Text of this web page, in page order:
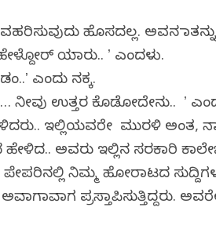
ಹೊಸದಲ್ಲ. ಅವನ
ಯಾರು.. ʼ ಎಂದಳು.
ಎಂದು ನಕ್ಕ.
ನೀವು ಉತ್ತರ ಕೊಡೋದೇನು.. ʼ
ಇಲ್ಲಿಯವರೇ ಮುರಳಿ ಅಂತ,
ಅವರು ಇಲ್ಲಿನ ಸರಕಾರಿ
ನಿಮ್ಮ ಹೋರಾಟದ
ಪ್ರಸ್ತಾಪಿಸುತ್ತಿದ್ದರು.